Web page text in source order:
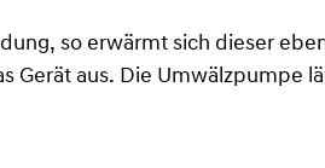
so erwärmt sich dieser
Gerät aus. Die Umwälzpumpe